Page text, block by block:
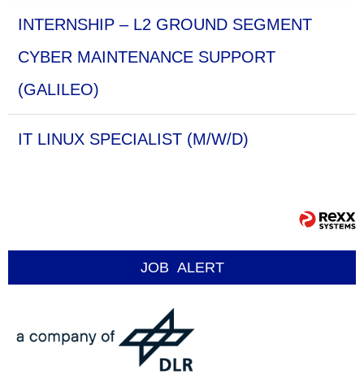
INTERNSHIP – L2 GROUND SEGMENT
CYBER MAINTENANCE SUPPORT
(GALILEO)
IT LINUX SPECIALIST (M/W/D)
JOB ALERT